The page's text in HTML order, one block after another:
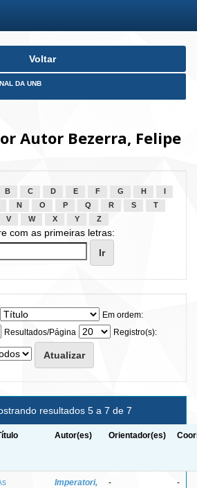
Voltar
DA UNB
Autor Bezerra, Felipe
B C D E F G H
N O P Q R S
T
V W X Y Z
com as primeiras letras:
Em ordem:
Resultados/Página
Registro(s):
resultados 5 a 7 de 7
Autor(es) Orientador(es)
Imperatori,
- -